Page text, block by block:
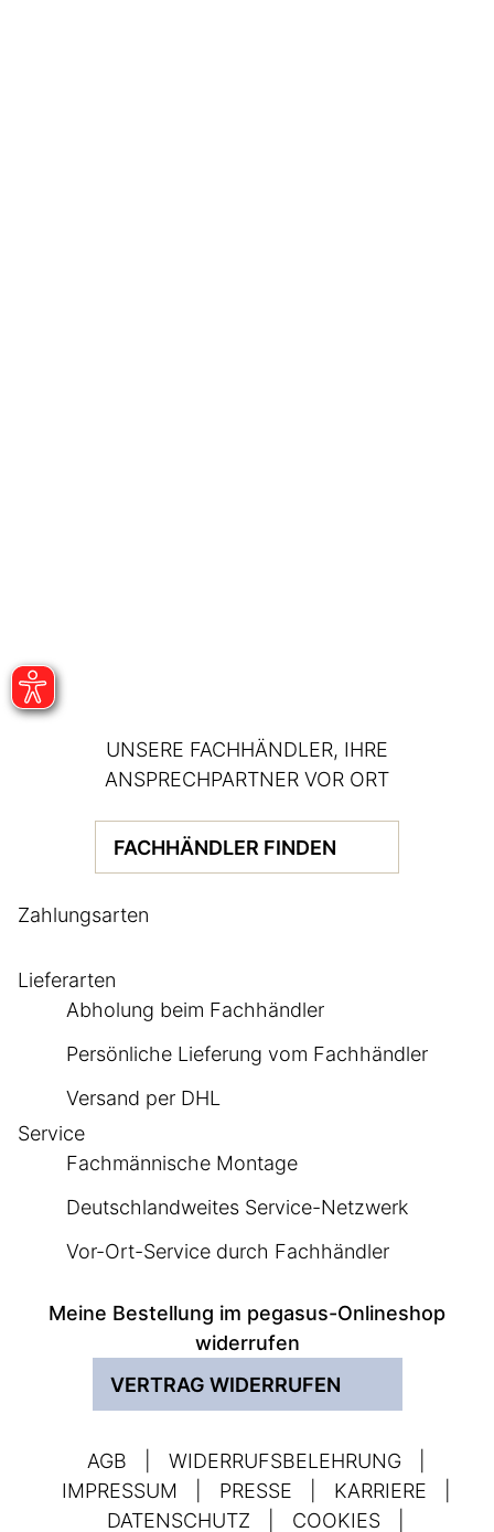
UNSERE FACHHÄNDLER, IHRE
ANSPRECHPARTNER VOR ORT
FACHHÄNDLER FINDEN
Zahlungsarten
Lieferarten
Abholung beim Fachhändler
Persönliche Lieferung vom Fachhändler
Versand per DHL
Service
Fachmännische Montage
Deutschlandweites Service-Netzwerk
Vor-Ort-Service durch Fachhändler
Meine Bestellung im pegasus-Onlineshop
widerrufen
VERTRAG WIDERRUFEN
AGB WIDERRUFSBELEHRUNG
IMPRESSUM
PRESSE KARRIERE
DATENSCHUTZ
COOKIES